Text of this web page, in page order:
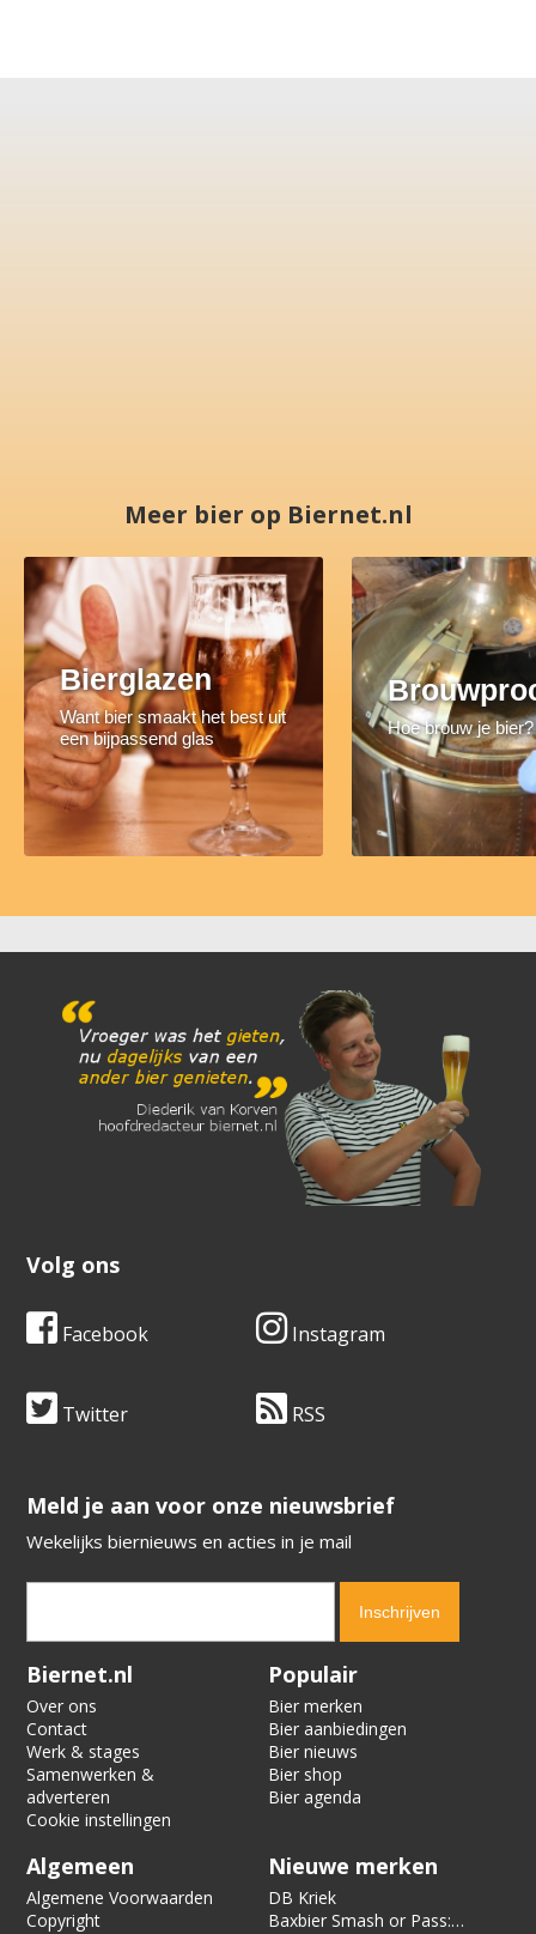
Meer bier op Biernet.nl
Bierglazen
Want bier smaakt het best uit
een bijpassend glas
Hoe brouw je bier?
Volg ons
Facebook Instagram
Twitter RSS
​​​​​​​Meld je aan voor onze nieuwsbrief
Wekelijks biernieuws en acties in je mail
Verification code:
Biernet.nl
Over ons
Contact
Werk & stages
Samenwerken &
adverteren
Cookie instellingen
Populair
Bier merken
Bier aanbiedingen
Bier nieuws
Bier shop
Bier agenda
Algemeen
Algemene Voorwaarden
Copyright
Nieuwe merken
DB Kriek
Baxbier Smash or Pass: